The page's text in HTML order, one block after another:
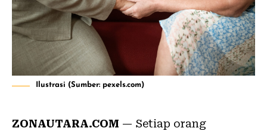
Ilustrasi (Sumber: pexels.com)
ZONAUTARA.COM — Setiap orang